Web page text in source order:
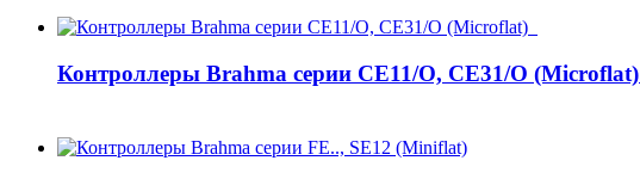
Контроллеры Brahma серии CE11/O, CE31/O (Microflat)